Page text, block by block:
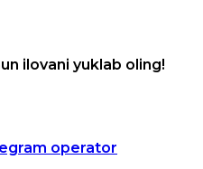
ilovani yuklab oling!
operator